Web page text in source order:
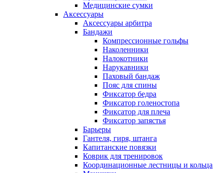
Медицинские сумки
Аксессуары
Аксессуары арбитра
Бандажи
Компрессионные гольфы
Наколенники
Налокотники
Нарукавники
Паховый бандаж
Пояс для спины
Фиксатор бедра
Фиксатор голеностопа
Фиксатор для плеча
Фиксатор запястья
Барьеры
Гантеля, гиря, штанга
Капитанские повязки
Коврик для тренировок
Координационные лестницы и кольца